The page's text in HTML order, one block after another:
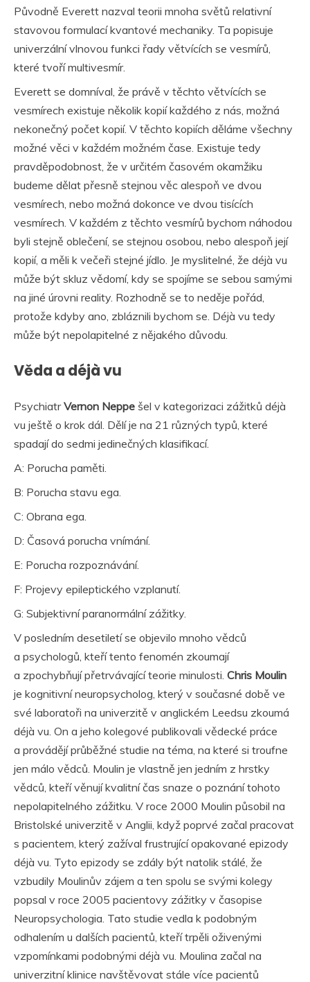
Původně Everett nazval teorii mnoha světů relativní
stavovou formulací kvantové mechaniky. Ta popisuje
univerzální vlnovou funkci řady větvících se vesmírů,
které tvoří multivesmír.
Everett se domníval, že právě v těchto větvících se
vesmírech existuje několik kopií každého z nás, možná
nekonečný počet kopií. V těchto kopiích děláme všechny
možné věci v každém možném čase. Existuje tedy
pravděpodobnost, že v určitém časovém okamžiku
budeme dělat přesně stejnou věc alespoň ve dvou
vesmírech, nebo možná dokonce ve dvou tisících
vesmírech. V každém z těchto vesmírů bychom náhodou
byli stejně oblečení, se stejnou osobou, nebo alespoň její
kopií, a měli k večeři stejné jídlo. Je myslitelné, že déjà vu
může být skluz vědomí, kdy se spojíme se sebou samými
na jiné úrovni reality. Rozhodně se to neděje pořád,
protože kdyby ano, zbláznili bychom se. Déjà vu tedy
může být nepolapitelné z nějakého důvodu.
Věda a déjà vu
PsychiatrVernon Neppe šel v kategorizaci zážitků déjà
vu ještě o krok dál. Dělí je na 21 různých typů, které
spadají do sedmi jedinečných klasifikací.
A: Porucha paměti.
B: Porucha stavu ega.
C: Obrana ega.
D: Časová porucha vnímání.
E: Porucha rozpoznávání.
F: Projevy epileptického vzplanutí.
G: Subjektivní paranormální zážitky.
V posledním desetiletí se objevilo mnoho vědců
a psychologů, kteří tento fenomén zkoumají
a zpochybňují přetrvávající teorie minulosti. Chris Moulin
je kognitivní neuropsycholog, který v současné době ve
své laboratoři na univerzitě v anglickém Leedsu zkoumá
déjà vu. On a jeho kolegové publikovali vědecké práce
a provádějí průběžné studie na téma, na které si troufne
jen málo vědců. Moulin je vlastně jen jedním z hrstky
vědců, kteří věnují kvalitní čas snaze o poznání tohoto
nepolapitelného zážitku. V roce 2000 Moulin působil na
Bristolské univerzitě v Anglii, když poprvé začal pracovat
s pacientem, který zažíval frustrující opakované epizody
déjà vu. Tyto epizody se zdály být natolik stálé, že
vzbudily Moulinův zájem a ten spolu se svými kolegy
popsal v roce 2005 pacientovy zážitky v časopise
Neuropsychologia. Tato studie vedla k podobným
odhalením u dalších pacientů, kteří trpěli oživenými
vzpomínkami podobnými déjà vu. Moulina začal na
univerzitní klinice navštěvovat stále více pacientů